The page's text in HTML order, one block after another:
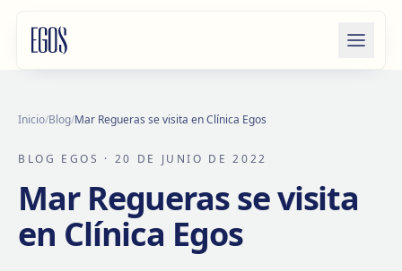
Inicio/Blog/Mar Regueras se visita en Clínica Egos
BLOG EGOS · 20 DE JUNIO DE 2022
Mar Regueras se visita
en Clínica Egos